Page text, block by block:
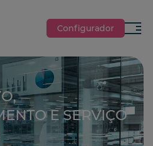
Configurador
Menu
E SERVIÇO